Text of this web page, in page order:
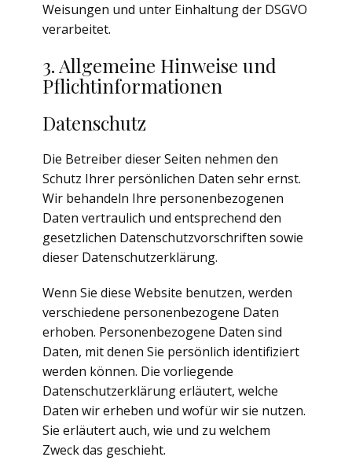
Weisungen und unter Einhaltung der DSGVO
verarbeitet.
3. Allgemeine Hinweise und
Pflicht­informationen
Datenschutz
Die Betreiber dieser Seiten nehmen den
Schutz Ihrer persönlichen Daten sehr ernst.
Wir behandeln Ihre personenbezogenen
Daten vertraulich und entsprechend den
gesetzlichen Datenschutzvorschriften sowie
dieser Datenschutzerklärung.
Wenn Sie diese Website benutzen, werden
verschiedene personenbezogene Daten
erhoben. Personenbezogene Daten sind
Daten, mit denen Sie persönlich identifiziert
werden können. Die vorliegende
Datenschutzerklärung erläutert, welche
Daten wir erheben und wofür wir sie nutzen.
Sie erläutert auch, wie und zu welchem
Zweck das geschieht.